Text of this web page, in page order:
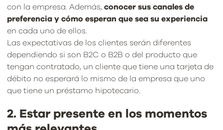
con la empresa. Además, conocer sus canales de
preferencia y cómo esperan que sea su experiencia
en cada uno de ellos.
Las expectativas de los clientes serán diferentes
dependiendo si son B2C o B2B o del producto que
tengan contratado, un cliente que tiene una tarjeta de
débito no esperará lo mismo de la empresa que uno
que tiene un préstamo hipotecario.
2. Estar presente en los momentos